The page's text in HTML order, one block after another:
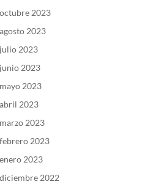
octubre 2023
agosto 2023
julio 2023
junio 2023
mayo 2023
abril 2023
marzo 2023
febrero 2023
enero 2023
diciembre 2022